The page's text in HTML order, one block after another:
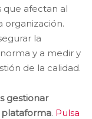
que afectan al
organización.
la
y a medir y
de la calidad.
gestionar
plataforma. Pulsa